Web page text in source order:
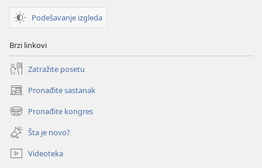
Podešavanje izgleda
Brzi linkovi
Zatražite posetu
Pronađite sastanak
(otvara
novi
prozor)
Pronađite kongres
(otvara
novi
prozor)
Šta je novo?
Videoteka